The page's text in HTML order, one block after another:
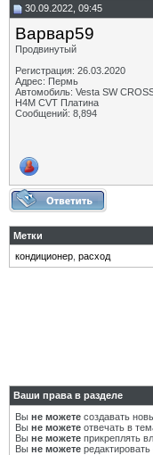
30.09.2022, 09:45
Варвар59
Продвинутый
Регистрация: 26.03.2020
Адрес: Пермь
Автомобиль: Vesta SW
H4M CVT Платина
Сообщений: 8,894
Метки
кондиционер расход
Ваши права в разделе
Вы не можете создавать
Вы не можете отвечать в
Вы не можете прикреплять
Вы не можете